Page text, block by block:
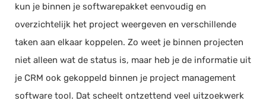
kun je binnen je softwarepakket eenvoudig en
overzichtelijk het project weergeven en verschillende
taken aan elkaar koppelen. Zo weet je binnen projecten
niet alleen wat de status is, maar heb je de informatie uit
je CRM ook gekoppeld binnen je project management
software tool. Dat scheelt ontzettend veel uitzoekwerk